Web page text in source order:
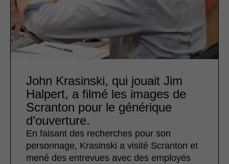
John Krasinski, qui jouait Jim
Halpert, a filmé les images de
Scranton pour le générique
d’ouverture.
En faisant des recherches pour son
personnage, Krasinski a visité Scranton et
mené des entrevues avec des employés